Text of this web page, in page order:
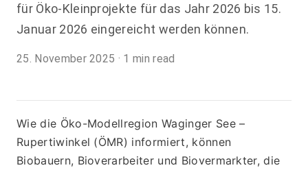
für Öko-Kleinprojekte für das Jahr 2026 bis 15.
Januar 2026 eingereicht werden können.
25. November 2025 · 1 min read
Wie die Öko-Modellregion Waginger See –
Rupertiwinkel (ÖMR) informiert, können
Biobauern, Bioverarbeiter und Biovermarkter, die